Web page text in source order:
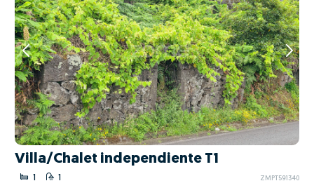
Villa/Chalet independiente T1
1 1 ZMPT591340